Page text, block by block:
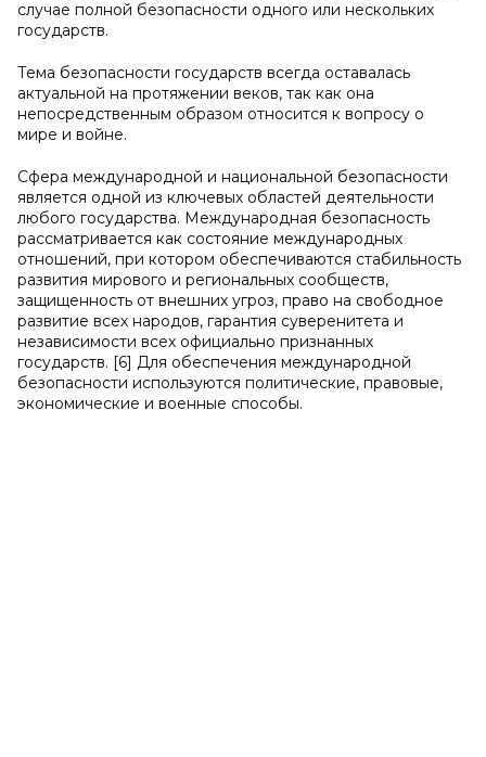
случае полной безопасности одного или нескольких
государств.
Тема безопасности государств всегда оставалась
актуальной на протяжении веков, так как она
непосредственным образом относится к вопросу о
мире и войне.
Сфера международной и национальной безопасности
является одной из ключевых областей деятельности
любого государства. Международная безопасность
рассматривается как состояние международных
отношений, при котором обеспечиваются стабильность
развития мирового и региональных сообществ,
защищенность от внешних угроз, право на свободное
развитие всех народов, гарантия суверенитета и
независимости всех официально признанных
государств. [6] Для обеспечения международной
безопасности используются политические, правовые,
экономические и военные способы.